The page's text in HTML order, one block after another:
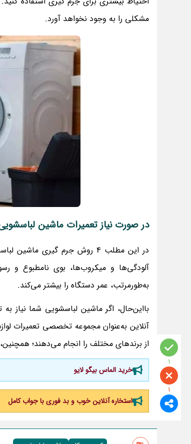
مشکلی را به وجود نخواهد آورد.
در صورت نیاز تعمیرات ماشین
در این مطلب 4 روش جرم گیری
آلودگی‌ها و میکروب‌ها، بوی نامطبوع و
به‌طورمرتب، عمر دستگاه را بیشتر می‌کند.
بااین‌حال، اگر ماشین لباسشویی شما نیاز
آنلاین به‌عنوان مجموعه تخصصی تعمیرات
از برندهای مختلف را انجام می‌دهند؛
خرید الماس بیگو لایو
استخاره آنلاین خوب و بد فوری با جواب کامل
1
1